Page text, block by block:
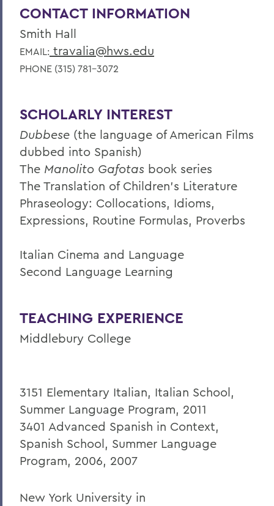
CONTACT INFORMATION
Smith Hall
EMAIL: travalia@hws.edu
PHONE (315) 781-3072
SCHOLARLY INTEREST
Dubbese (the language of American Films
dubbed into Spanish)
The Manolito Gafotas book series
The Translation of Children’s Literature
Phraseology: Collocations, Idioms,
Expressions, Routine Formulas, Proverbs
Italian Cinema and Language
Second Language Learning
TEACHING EXPERIENCE
Middlebury College
3151 Elementary Italian, Italian School,
Summer Language Program, 2011
3401 Advanced Spanish in Context,
Spanish School, Summer Language
Program, 2006, 2007
New York University in